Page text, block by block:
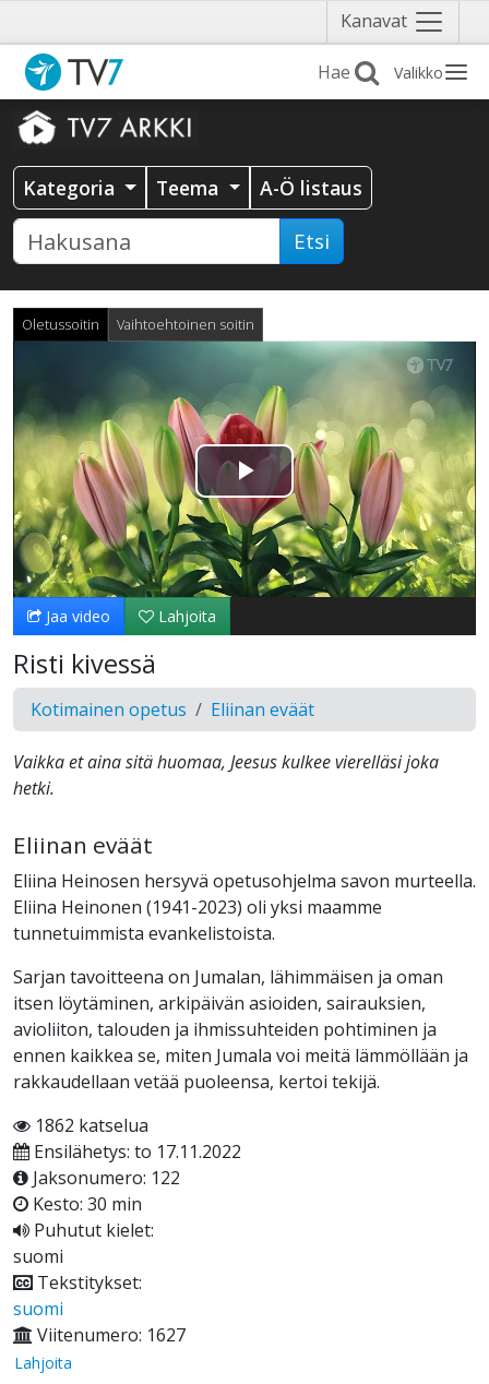
Kanavat Näytä
valikko
Valikko
Kategoria Teema A-Ö listaus
Etsi
Oletussoitin Vaihtoehtoinen soitin
Toista
Video
Jaa video Lahjoita
Risti kivessä
Kotimainen opetus Eliinan eväät
Vaikka et aina sitä huomaa, Jeesus kulkee vierelläsi joka
hetki.
Eliinan eväät
Eliina Heinosen hersyvä opetusohjelma savon murteella.
Eliina Heinonen (1941-2023) oli yksi maamme
tunnetuimmista evankelistoista.
Sarjan tavoitteena on Jumalan, lähimmäisen ja oman
itsen löytäminen, arkipäivän asioiden, sairauksien,
avioliiton, talouden ja ihmissuhteiden pohtiminen ja
ennen kaikkea se, miten Jumala voi meitä lämmöllään ja
rakkaudellaan vetää puoleensa, kertoi tekijä.
1862 katselua
Ensilähetys: to 17.11.2022
Jaksonumero: 122
Kesto: 30 min
Puhutut kielet:
suomi
Tekstitykset:
suomi
Viitenumero: 1627
Lahjoita